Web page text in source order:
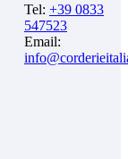
Tel: +39 0833
547523
Email: